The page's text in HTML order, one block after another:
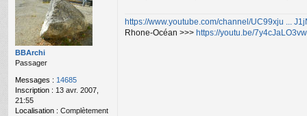
BBArchi
Passager
Messages : 14685
Inscription : 13 avr. 2007,
21:55
Localisation : Complètement
g
e
https://www.youtube.com/channel/UC99xju ...
Rhone-Océan >>> https://youtu.be/7y4cJaLO3vw